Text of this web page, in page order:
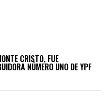
CRISTO, FUE
NÚMERO UNO DE YPF